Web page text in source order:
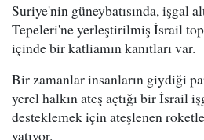
Suriye'nin güneybatısında, işgal
Tepeleri'ne yerleştirilmiş İsrail
içinde bir katliamın kanıtları var.
Bir zamanlar insanların giydiği
yerel halkın ateş açtığı bir İsrail
desteklemek için ateşlenen
yatıyor.